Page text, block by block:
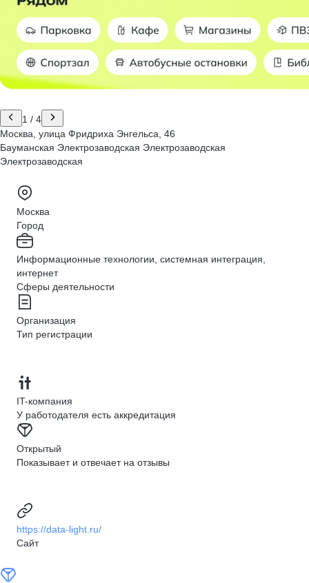
1 / 4
Москва, улица Фридриха Энгельса, 46
Бауманская Электрозаводская Электрозаводская
Электрозаводская
Москва
Город
Информационные технологии, системная интеграция,
интернет
Сферы деятельности
Организация
Тип регистрации
IT-компания
У работодателя есть аккредитация
Открытый
Показывает и отвечает на отзывы
https://data-light.ru/
Сайт